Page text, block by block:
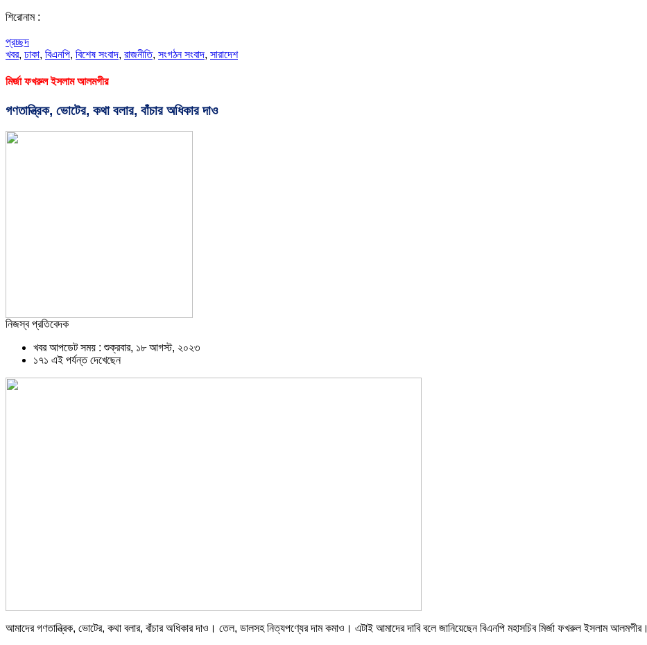
শিরোনাম :
প্রচ্ছদ
খবর, ঢাকা, বিএনপি, বিশেষ সংবাদ, রাজনীতি, সংগঠন সংবাদ, সারাদেশ
মির্জা ফখরুল ইসলাম আলমগীর
গণতান্ত্রিক, ভোটের, কথা বলার, বাঁচার অধিকার দাও
নিজস্ব প্রতিবেদক
খবর আপডেট সময় : শুক্রবার, ১৮ আগস্ট, ২০২৩
১৭১ এই পর্যন্ত দেখেছেন
আমাদের গণতান্ত্রিক, ভোটের, কথা বলার, বাঁচার অধিকার দাও। তেল, ডালসহ নিত্যপণ্যের দাম কমাও। এটাই আমাদের দাবি বলে জানিয়েছেন বিএনপি মহাসচিব মির্জা ফখরুল ইসলাম আলমগীর।